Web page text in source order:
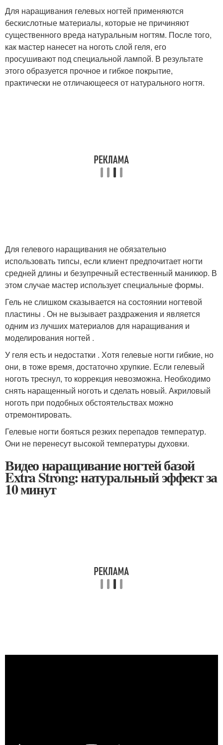
Для наращивания гелевых ногтей применяются
бескислотные материалы, которые не причиняют
существенного вреда натуральным ногтям. После того,
как мастер нанесет на ноготь слой геля, его
просушивают под специальной лампой. В результате
этого образуется прочное и гибкое покрытие,
практически не отличающееся от натурального ногтя.
Для гелевого наращивания не обязательно
использовать типсы, если клиент предпочитает ногти
средней длины и безупречный естественный маникюр. В
этом случае мастер использует специальные формы.
Гель не слишком сказывается на состоянии ногтевой
пластины . Он не вызывает раздражения и является
одним из лучших материалов для наращивания и
моделирования ногтей .
У геля есть и недостатки . Хотя гелевые ногти гибкие, но
они, в тоже время, достаточно хрупкие. Если гелевый
ноготь треснул, то коррекция невозможна. Необходимо
снять наращенный ноготь и сделать новый. Акриловый
ноготь при подобных обстоятельствах можно
отремонтировать.
Гелевые ногти бояться резких перепадов температур.
Они не перенесут высокой температуры духовки.
Видео наращивание ногтей базой
Extra Strong: натуральный эффект за
10 минут